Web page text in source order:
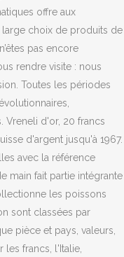
offre aux
choix de produits de
pas encore
rendre visite : nous
Toutes les périodes
Vreneli d'or, 20 francs
d'argent jusqu'à 1967.
avec la référence
main fait partie intégrante
les poissons
sont classées par
pièce et pays, valeurs,
les francs, l'Italie,